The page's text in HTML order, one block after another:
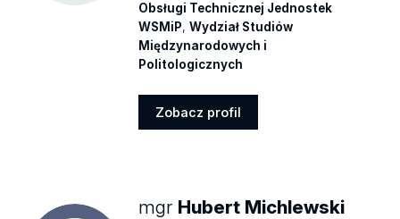
Obsługi Technicznej Jednostek
WSMiP,Wydział Studiów
Międzynarodowych i
Politologicznych
Zobacz profil
mgr Hubert Michlewski